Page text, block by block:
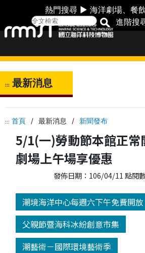
熱門搜尋 ►海洋劇場 、餐
進階搜
::: 最新消息
::: 首頁 / 最新消息 / 新聞發布
5/1(一)勞動節本館正常
劇場上午場享優惠
發佈日期：106/04/11 點
潮境海洋中心每週六下午免費開放
父親節暨海科冰紛創意市集
潮藝術－國際環境藝術季